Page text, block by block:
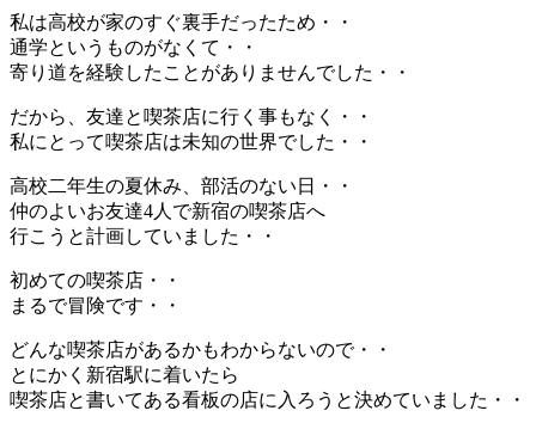
私は高校が家のすぐ裏手だったため・・
通学というものがなくて・・
寄り道を経験したことがありませんでした・・
だから、友達と喫茶店に行く事もなく・・
私にとって喫茶店は未知の世界でした・・
高校二年生の夏休み、部活のない日・・
仲のよいお友達4人で新宿の喫茶店へ
行こうと計画していました・・
初めての喫茶店・・
まるで冒険です・・
どんな喫茶店があるかもわからないので・・
とにかく新宿駅に着いたら
喫茶店と書いてある看板の店に入ろうと決めていました・・